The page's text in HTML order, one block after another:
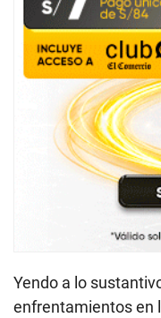
Yendo a lo
enfrentamientos en